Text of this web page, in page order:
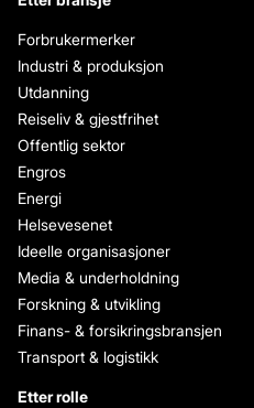
Forbrukermerker
Industri & produksjon
Utdanning
Reiseliv & gjestfrihet
Offentlig sektor
Engros
Energi
Helsevesenet
Ideelle organisasjoner
Media & underholdning
Forskning & utvikling
Finans- & forsikringsbransjen
Transport & logistikk
Etter rolle